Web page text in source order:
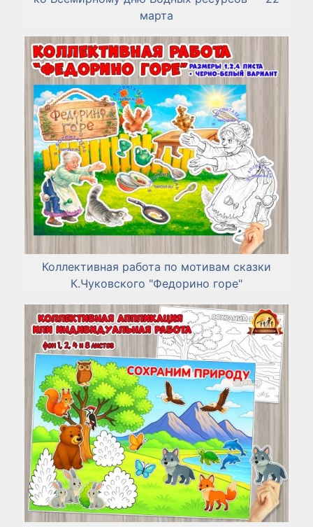
марта
Коллективная работа по мотивам сказки
К.Чуковского "Федорино горе"